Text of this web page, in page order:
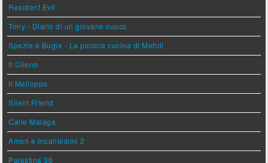
Resident Evil
Tony - Diario di un giovane cuoco
Spezie e Bugie - La piccola cucina di Mehdi
Il Cileno
Il Malloppo
Silent Friend
Calle Malaga
Amori e Incantesimi 2
Palestina 36